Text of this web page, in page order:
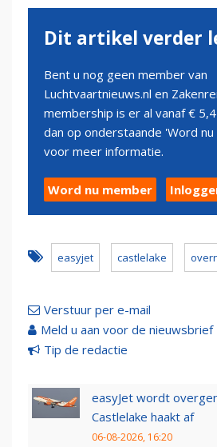
Dit artikel verder
Bent u nog geen member van
Luchtvaartnieuws.nl en
membership is er al vanaf €
dan op onderstaande 'Word
voor meer informatie.
Word nu member
easyjet castlelake
Verstuur per e-mail
Meld u aan voor de nieuwsbrief
Tip de redactie
easyJet wordt
Castlelake haakt af
06-08-2026, 16:20